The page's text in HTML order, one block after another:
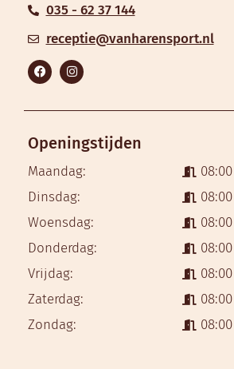
035 - 62 37 144
receptie@vanharensport.nl
Openingstijden
Maandag:
Dinsdag:
Woensdag:
Donderdag:
Vrijdag:
Zaterdag:
Zondag: